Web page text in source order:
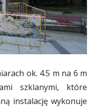
ok. 4.5 m na 6 m
szklanymi, które
instalację wykonuje